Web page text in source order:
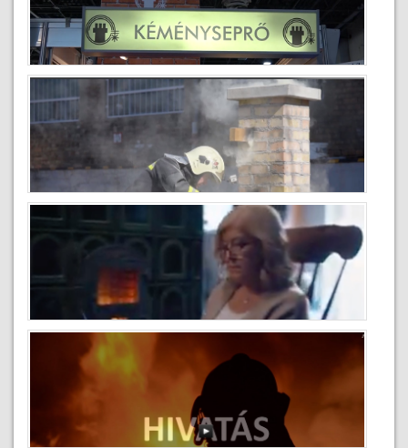
150 éves a tűzoltóság
2020-02-04
Construma 2017
2019-09-11
Mit tegyek kéménytűz esetén
2019-02-14
Kéményseprés kampányfilm